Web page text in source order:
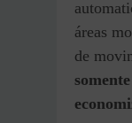
áreas
de